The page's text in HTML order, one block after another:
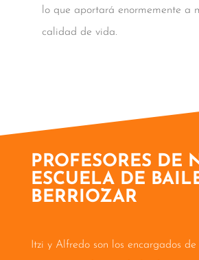
lo que aportará enormemente a
calidad de vida.
PROFESORES DE
ESCUELA DE
BERRIOZAR
Itzi y Alfredo son los encargados